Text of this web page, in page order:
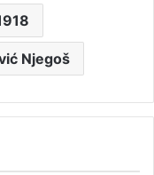
Njegoš